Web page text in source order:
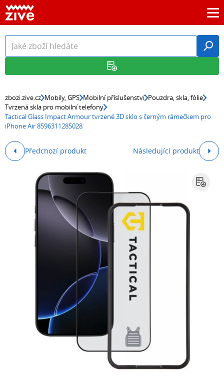
zbozi.zive.cz Mobily, GPS Mobilní příslušenství Pouzdra, skla, fólie
Tvrzená skla pro mobilní telefony
Tactical Glass Impact Armour tvrzené 3D sklo s černým rámečkem pro
iPhone Air 8596311285028
Předchozí produkt Následující produkt